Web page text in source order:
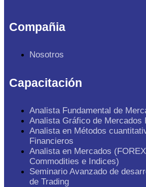
Compañia
Nosotros
Capacitación
Analista Fundamental de
Analista Gráfico de Mercados
Analista en Métodos
Financieros
Analista en Mercados
Commodities e Indices)
Seminario Avanzado de
de Trading